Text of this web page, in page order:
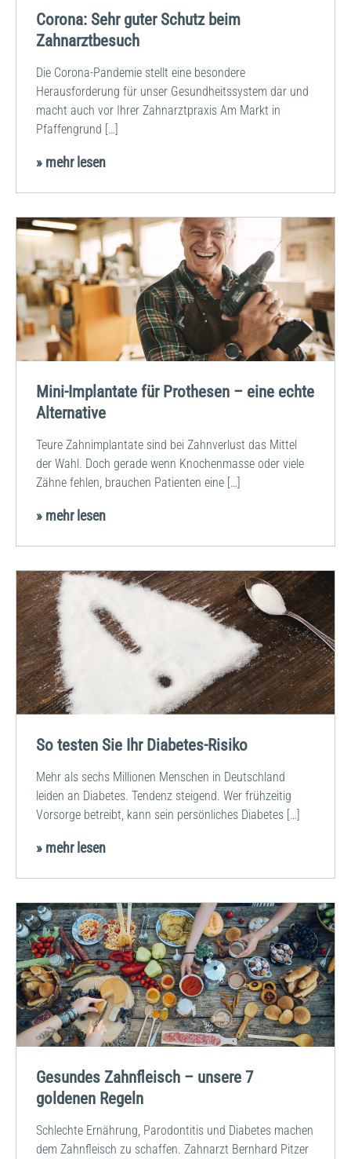
Corona: Sehr guter Schutz beim
Zahnarztbesuch
Die Corona-Pandemie stellt eine besondere
Herausforderung für unser Gesundheitssystem dar und
macht auch vor Ihrer Zahnarztpraxis Am Markt in
Pfaffengrund […]
» mehr lesen
Mini-Implantate für Prothesen – eine echte
Alternative
Teure Zahnimplantate sind bei Zahnverlust das Mittel
der Wahl. Doch gerade wenn Knochenmasse oder viele
Zähne fehlen, brauchen Patienten eine […]
» mehr lesen
So testen Sie Ihr Diabetes-Risiko
Mehr als sechs Millionen Menschen in Deutschland
leiden an Diabetes. Tendenz steigend. Wer frühzeitig
Vorsorge betreibt, kann sein persönliches Diabetes […]
» mehr lesen
Gesundes Zahnfleisch – unsere 7
goldenen Regeln
Schlechte Ernährung, Parodontitis und Diabetes machen
dem Zahnfleisch zu schaffen. Zahnarzt Bernhard Pitzer